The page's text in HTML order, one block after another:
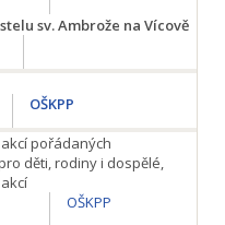
sv. Ambrože na Vícově
OŠKPP
pořádaných
děti, rodiny i dospělé,
OŠKPP